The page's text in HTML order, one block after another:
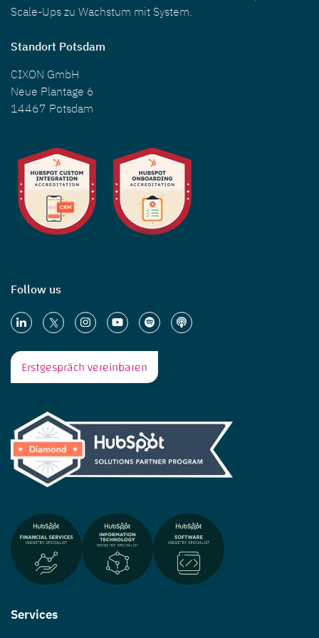
Scale-Ups zu Wachstum mit System.
Standort Potsdam
CIXON GmbH
Neue Plantage 6
14467 Potsdam
Follow us
Erstgespräch vereinbaren
Services